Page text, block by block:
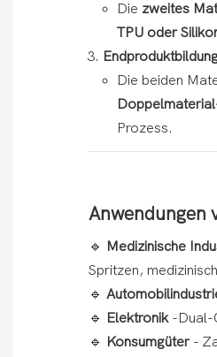
Die zweites
TPU oder
Die beiden
Prozess.
Anwendungen
🔹 Medizinische
Spritzen,
🔹
🔹 Elektronik -Dual-
🔹 Konsumgüter -